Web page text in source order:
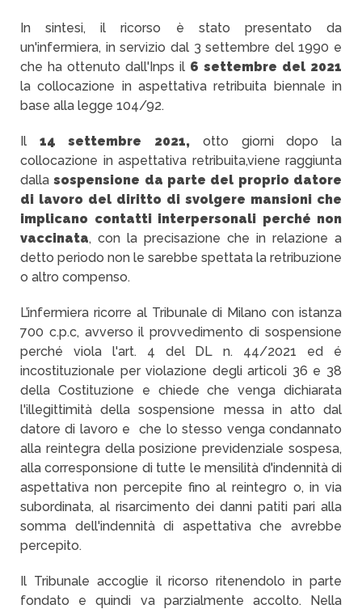
In sintesi, il ricorso è stato presentato da
un'infermiera, in servizio dal 3 settembre del 1990 e
che ha ottenuto dall'Inps il 6 settembre del 2021
la collocazione in aspettativa retribuita biennale in
base alla legge 104/92.
Il 14 settembre 2021, otto giorni dopo la
collocazione in aspettativa retribuita,viene raggiunta
dallasospensione da parte del proprio datore
di lavoro del diritto di svolgere mansioni che
implicano contatti interpersonali perché non
vaccinata, con la precisazione che in relazione a
detto periodo non le sarebbe spettata la retribuzione
o altro compenso.
L’infermiera ricorre al Tribunale di Milano con istanza
700 c.p.c, avverso il provvedimento di sospensione
perché viola l'art. 4 del DL n. 44/2021 ed é
incostituzionale per violazione degli articoli 36 e 38
della Costituzione e chiede che venga dichiarata
l'illegittimità della sospensione messa in atto dal
datore di lavoro e che lo stesso venga condannato
alla reintegra della posizione previdenziale sospesa,
alla corresponsione di tutte le mensilità d'indennità di
aspettativa non percepite fino al reintegro o, in via
subordinata, al risarcimento dei danni patiti pari alla
somma dell'indennità di aspettativa che avrebbe
percepito.
Il Tribunale accoglie il ricorso ritenendolo in parte
fondato e quindi va parzialmente accolto. Nella